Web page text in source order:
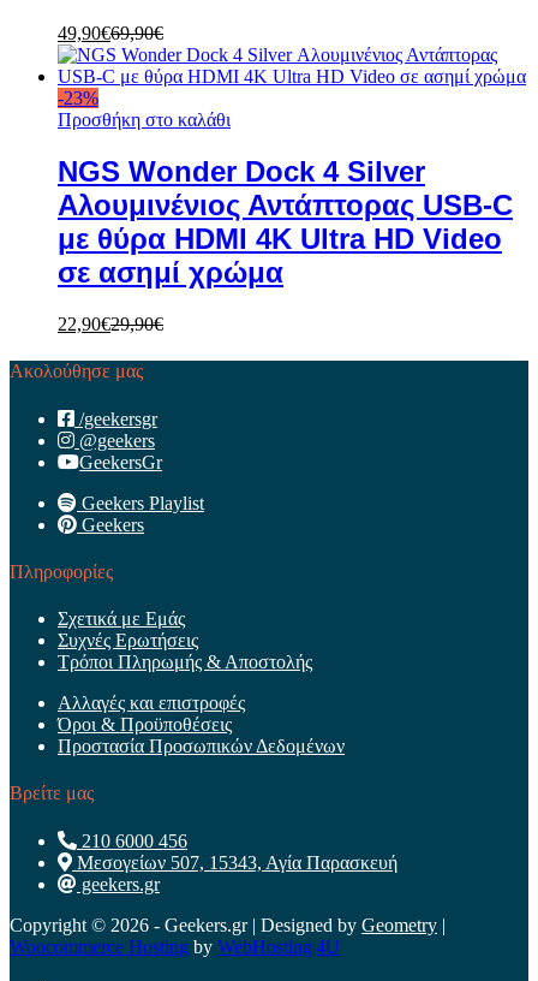
49,90€69,90€
-23%
Προσθήκη στο καλάθι
NGS Wonder Dock 4 Silver
Αλουμινένιος Αντάπτορας USB-C
με θύρα HDMI 4K Ultra HD Video
σε ασημί χρώμα
22,90€29,90€
Ακολούθησε μας
/geekersgr
@geekers
GeekersGr
Geekers Playlist
Geekers
Πληροφορίες
Σχετικά με Εμάς
Συχνές Ερωτήσεις
Τρόποι Πληρωμής & Αποστολής
Αλλαγές και επιστροφές
Όροι & Προϋποθέσεις
Προστασία Προσωπικών Δεδομένων
Βρείτε μας
210 6000 456
Μεσογείων 507, 15343, Αγία Παρασκευή
geekers.gr
Copyright © 2026 - Geekers.gr | Designed by Geometry |
Woocommerce Hosting by WebHosting|4U